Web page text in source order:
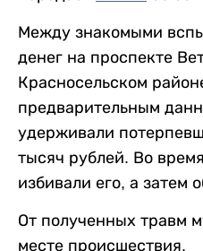
Между знакомыми
денег на проспекте
Красносельском
предварительным
удерживали
тысяч рублей. Во
избивали его, а затем
От полученных травм
месте происшествия.